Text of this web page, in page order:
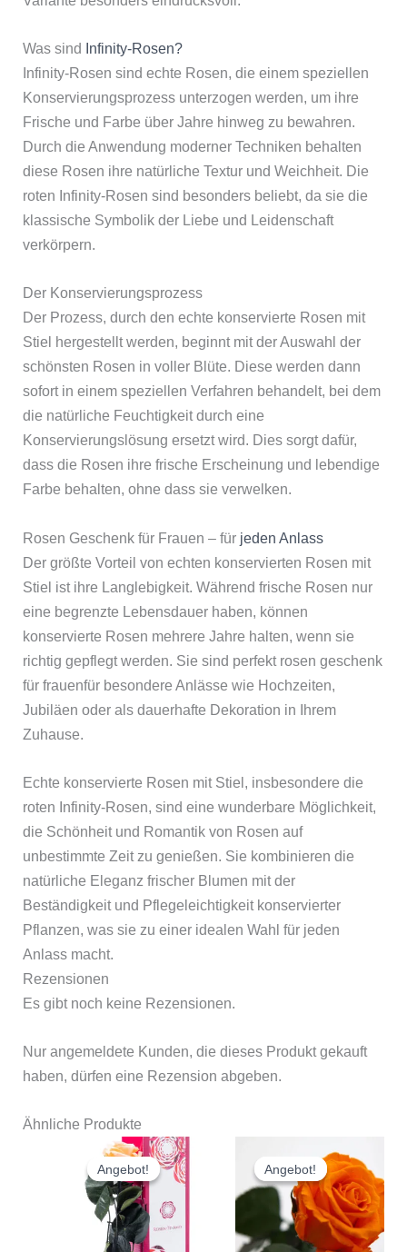
Was sind Infinity-Rosen?
Infinity-Rosen sind echte Rosen, die einem speziellen
Konservierungsprozess unterzogen werden, um ihre
Frische und Farbe über Jahre hinweg zu bewahren.
Durch die Anwendung moderner Techniken behalten
diese Rosen ihre natürliche Textur und Weichheit. Die
roten Infinity-Rosen sind besonders beliebt, da sie die
klassische Symbolik der Liebe und Leidenschaft
verkörpern.
Der Konservierungsprozess
Der Prozess, durch den echte konservierte Rosen mit
Stiel hergestellt werden, beginnt mit der Auswahl der
schönsten Rosen in voller Blüte. Diese werden dann
sofort in einem speziellen Verfahren behandelt, bei dem
die natürliche Feuchtigkeit durch eine
Konservierungslösung ersetzt wird. Dies sorgt dafür,
dass die Rosen ihre frische Erscheinung und lebendige
Farbe behalten, ohne dass sie verwelken.
Rosen Geschenk für Frauen – für jeden Anlass
Der größte Vorteil von echten konservierten Rosen mit
Stiel ist ihre Langlebigkeit. Während frische Rosen nur
eine begrenzte Lebensdauer haben, können
konservierte Rosen mehrere Jahre halten, wenn sie
richtig gepflegt werden. Sie sind perfekt rosen geschenk
für frauenfür besondere Anlässe wie Hochzeiten,
Jubiläen oder als dauerhafte Dekoration in Ihrem
Zuhause.
Echte konservierte Rosen mit Stiel, insbesondere die
roten Infinity-Rosen, sind eine wunderbare Möglichkeit,
die Schönheit und Romantik von Rosen auf
unbestimmte Zeit zu genießen. Sie kombinieren die
natürliche Eleganz frischer Blumen mit der
Beständigkeit und Pflegeleichtigkeit konservierter
Pflanzen, was sie zu einer idealen Wahl für jeden
Anlass macht.
Rezensionen
Es gibt noch keine Rezensionen.
Nur angemeldete Kunden, die dieses Produkt gekauft
haben, dürfen eine Rezension abgeben.
Ähnliche Produkte
Angebot!
Angebot!
Ursprünglicher
Preis
war:
€ 24.60
Angebot!
Angebot!
Preis
war:
€ 26.60
Preis
ist:
€ 20.60.